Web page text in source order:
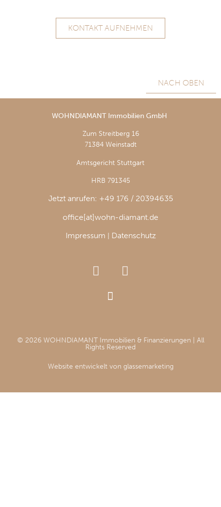
KONTAKT AUFNEHMEN
NACH OBEN
WOHNDIAMANT Immobilien GmbH
Zum Streitberg 16
71384 Weinstadt
Amtsgericht Stuttgart
HRB 791345
Jetzt anrufen: +49 176 / 20394635
office[at]wohn-diamant.de
Impressum
Datenschutz
© 2026 WOHNDIAMANT Immobilien & Finanzierungen | All
Rights Reserved
Website entwickelt von glassemarketing